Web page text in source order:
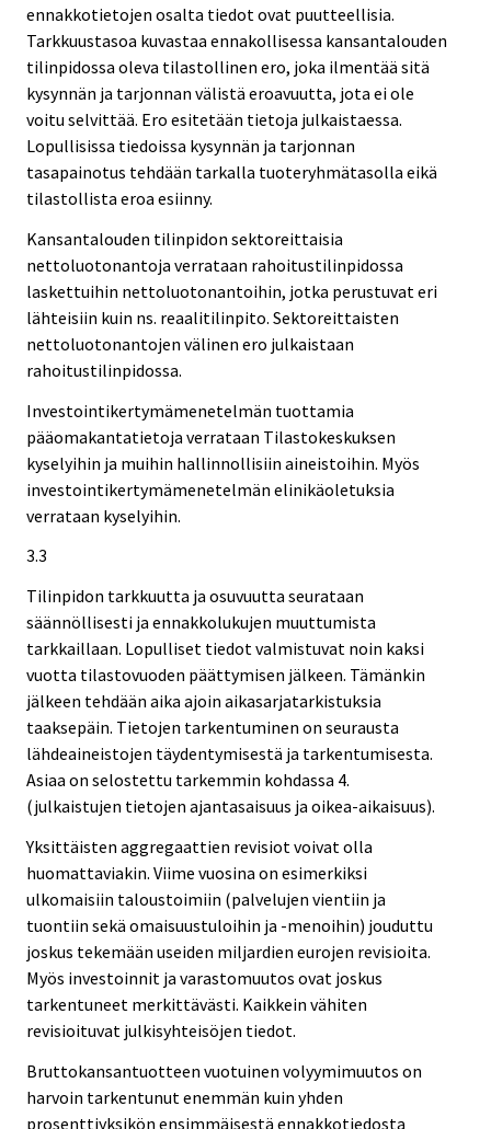
ennakkotietojen osalta tiedot ovat puutteellisia.
Tarkkuustasoa kuvastaa ennakollisessa kansantalouden
tilinpidossa oleva tilastollinen ero, joka ilmentää sitä
kysynnän ja tarjonnan välistä eroavuutta, jota ei ole
voitu selvittää. Ero esitetään tietoja julkaistaessa.
Lopullisissa tiedoissa kysynnän ja tarjonnan
tasapainotus tehdään tarkalla tuoteryhmätasolla eikä
tilastollista eroa esiinny.
Kansantalouden tilinpidon sektoreittaisia
nettoluotonantoja verrataan rahoitustilinpidossa
laskettuihin nettoluotonantoihin, jotka perustuvat eri
lähteisiin kuin ns. reaalitilinpito. Sektoreittaisten
nettoluotonantojen välinen ero julkaistaan
rahoitustilinpidossa.
Investointikertymämenetelmän tuottamia
pääomakantatietoja verrataan Tilastokeskuksen
kyselyihin ja muihin hallinnollisiin aineistoihin. Myös
investointikertymämenetelmän elinikäoletuksia
verrataan kyselyihin.
3.3
Tilinpidon tarkkuutta ja osuvuutta seurataan
säännöllisesti ja ennakkolukujen muuttumista
tarkkaillaan. Lopulliset tiedot valmistuvat noin kaksi
vuotta tilastovuoden päättymisen jälkeen. Tämänkin
jälkeen tehdään aika ajoin aikasarjatarkistuksia
taaksepäin. Tietojen tarkentuminen on seurausta
lähdeaineistojen täydentymisestä ja tarkentumisesta.
Asiaa on selostettu tarkemmin kohdassa 4.
(julkaistujen tietojen ajantasaisuus ja oikea-aikaisuus).
Yksittäisten aggregaattien revisiot voivat olla
huomattaviakin. Viime vuosina on esimerkiksi
ulkomaisiin taloustoimiin (palvelujen vientiin ja
tuontiin sekä omaisuustuloihin ja -menoihin) jouduttu
joskus tekemään useiden miljardien eurojen revisioita.
Myös investoinnit ja varastomuutos ovat joskus
tarkentuneet merkittävästi. Kaikkein vähiten
revisioituvat julkisyhteisöjen tiedot.
Bruttokansantuotteen vuotuinen volyymimuutos on
harvoin tarkentunut enemmän kuin yhden
prosenttiyksikön ensimmäisestä ennakkotiedosta